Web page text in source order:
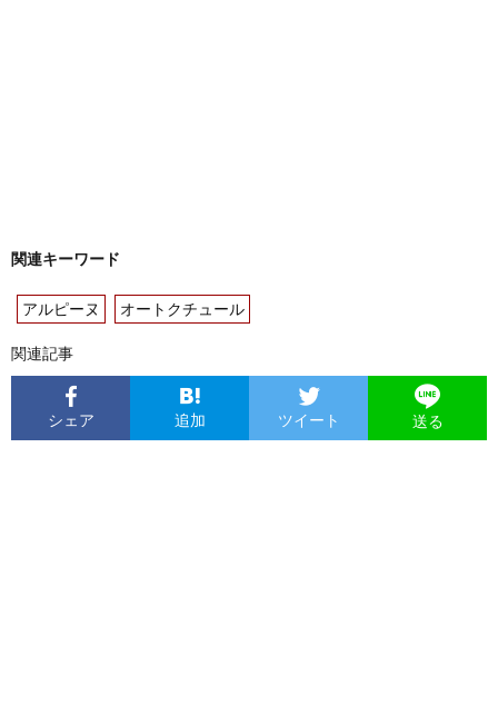
関連キーワード
アルピーヌ オートクチュール
関連記事
シェア 追加 ツイート 送る